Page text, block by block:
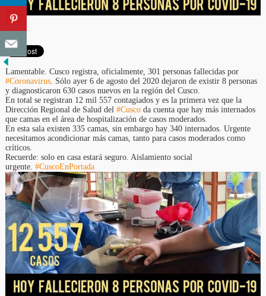
Lamentable. Cusco registra, oficialmente, 301 personas fallecidas por
#Coronavirus. Sólo ayer 6 de agosto del 2020 dejaron de existir 8 personas
y diagnosticaron 630 casos nuevos en la región del Cusco.
En total se registran 12 mil 557 contagiados y es la primera vez que la
Dirección Regional de Salud del #Cuscoda cuenta que hay más internados
que camas en el área de hospitalización de casos moderados.
En esta sala existen 335 camas, sin embargo hay 340 internados. Urgente
necesitamos acondicionar más camas, tanto para casos moderados como
críticos.
Recuerde: solo en casa estará seguro. Aislamiento social
urgente. #CuscoEnPortada